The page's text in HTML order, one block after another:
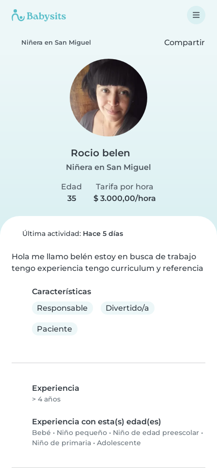
Niñera en San Miguel Compartir
Rocio belen
Niñera en San Miguel
Edad
35
Tarifa por hora
$ 3.000,00/hora
Última actividad: Hace 5 días
Hola me llamo belén estoy en busca de trabajo
tengo experiencia tengo curriculum y referencia
Características
Responsable
Divertido/a
Paciente
Experiencia
> 4 años
Experiencia con esta(s) edad(es)
Bebé • Niño pequeño • Niño de edad preescolar •
Niño de primaria • Adolescente